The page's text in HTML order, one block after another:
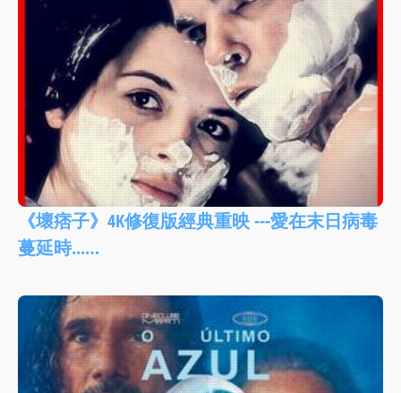
《壞痞子》4K修復版經典重映 ---愛在末日病毒
蔓延時...…